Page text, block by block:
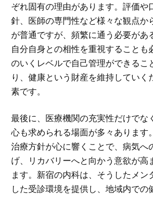
ぞれ固有の理由があります。評価や
針、医師の専門性など様々な観点か
が普通ですが、頻繁に通う必要があ
自分自身との相性を重視することも
のいくレベルで自己管理ができるこ
り、健康という財産を維持していく
素です。
最後に、医療機関の充実性だけでな
心も求められる場面が多々あります
治療方針が心に響くことで、病気へ
げ、リカバリーへと向かう意欲が高
ます。新宿の内科は、そうしたメン
した受診環境を提供し、地域内での